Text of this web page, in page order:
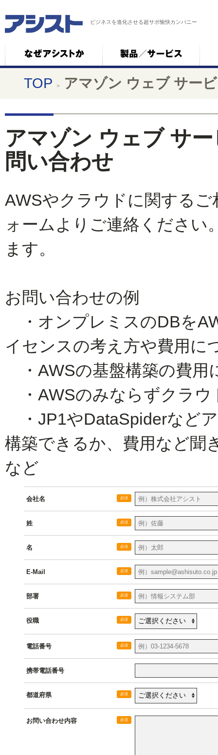
ビジネスを進化させる超サポ愉快カンパニー
TOP > アマゾン ウェブ サー
アマゾン ウェブ サ
問い合わせ
AWSやクラウドに関する
ォームよりご連絡ください
ます。
お問い合わせの例
・オンプレミスのDBを
イセンスの考え方や費用に
・AWSの基盤構築の費用
・AWSのみならずクラウ
・JP1やDataSpiderなど
構築できるか、費用など聞
など